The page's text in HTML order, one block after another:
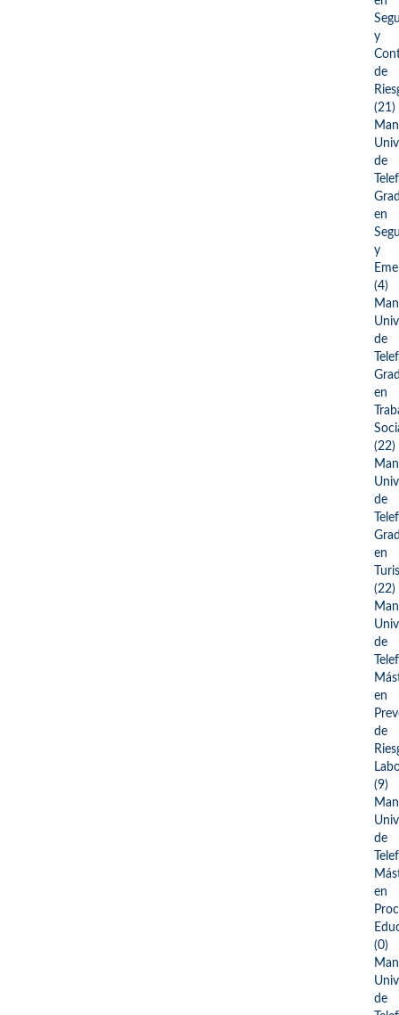
y
de
(21)
de
en
y
(4)
de
en
(22)
de
en
(22)
de
en
de
(9)
de
en
(0)
de